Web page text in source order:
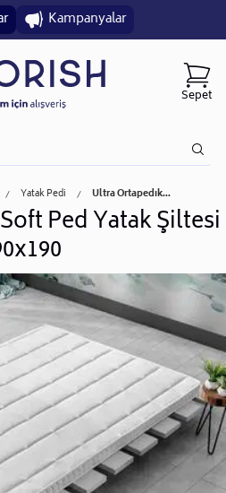
Kampanyalar
Sepet
Yatak Pedi Ultra Ortapedık...
Ped Yatak Şiltesi